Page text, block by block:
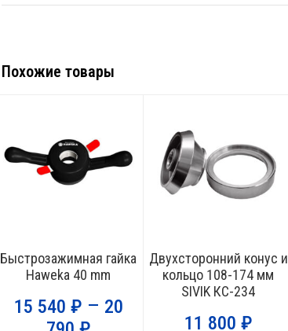
Похожие товары
Быстрозажимная гайка
Haweka 40 mm
15 540 ₽ – 20
Двухсторонний конус и
кольцо 108-174 мм
SIVIK КС-234
11 800 ₽